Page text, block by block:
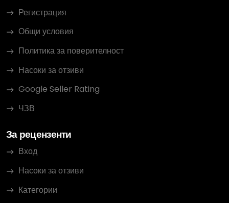
Регистрация
Общи условия
Политика за поверителност
Насоки за отзиви
Google Seller Rating
ЧЗВ
За рецензенти
Вход
Насоки за отзиви
Категории